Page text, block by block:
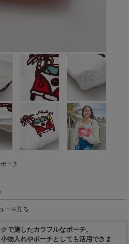
ーチ
ーを見る
で施したカラフルなポーチ。
物入れやポーチとしても活用できま